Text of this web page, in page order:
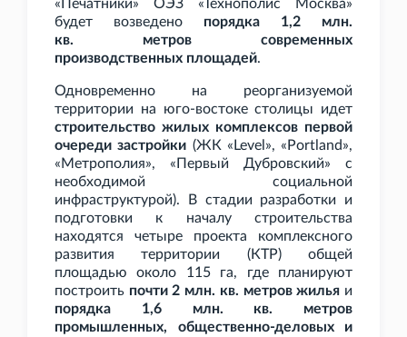
«Печатники» ОЭЗ «Технополис Москва»
будет возведено порядка 1,2
млн.
кв.
метров современных
производственных площадей.
Одновременно на реорганизуемой
территории на юго-востоке столицы идет
строительство жилых комплексов первой
очереди застройки (ЖК «Level», «Portland»,
«Метрополия», «Первый Дубровский» с
необходимой социальной
инфраструктурой). В стадии разработки и
подготовки к началу строительства
находятся четыре проекта комплексного
развития территории (КТР) общей
площадью около 115
га, где планируют
построить почти 2 млн. кв. метров жилья и
порядка 1,6
млн. кв.
метров
промышленных, общественно-деловых и